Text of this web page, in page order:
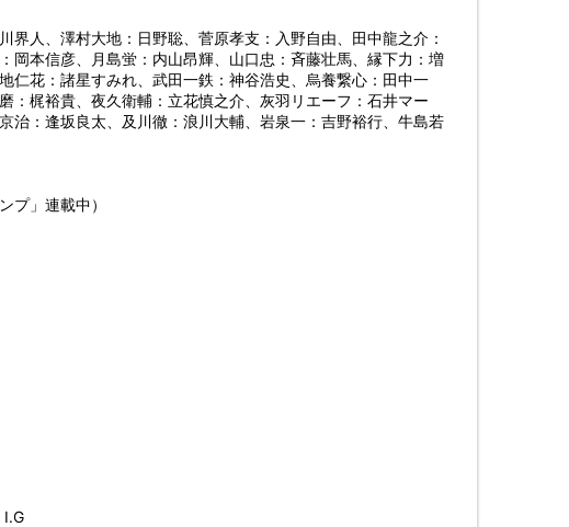
界人、澤村大地：日野聡、菅原孝支：入野自由、田中龍之介：
岡本信彦、月島蛍：内山昂輝、山口忠：斉藤壮馬、縁下力：増
仁花：諸星すみれ、武田一鉄：神谷浩史、烏養繋心：田中一
：梶裕貴、夜久衛輔：立花慎之介、灰羽リエーフ：石井マー
治：逢坂良太、及川徹：浪川大輔、岩泉一：吉野裕行、牛島若
プ」連載中）
I.G